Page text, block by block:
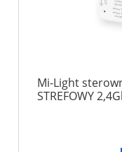
Mi-Light
STREFOWY